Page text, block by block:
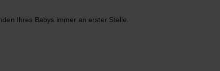
Ihres Babys immer an erster Stelle.